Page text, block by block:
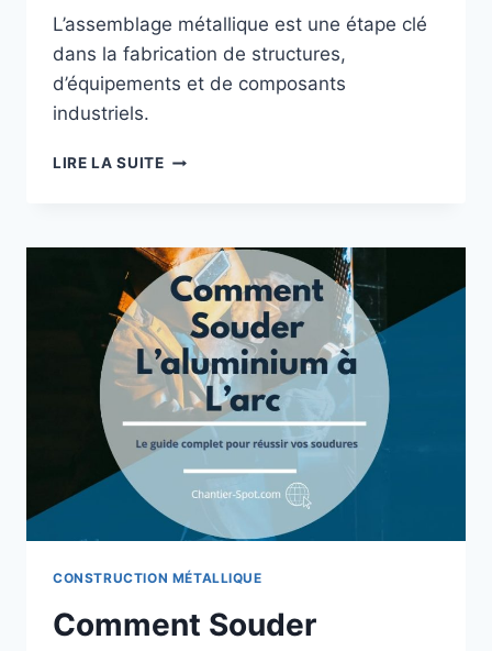
L’assemblage métallique est une étape clé
dans la fabrication de structures,
d’équipements et de composants
industriels.
LIRE LA SUITEASSEMBLAGE
ESSENTIELS
CONSTRUCTION MÉTALLIQUE
Comment Souder